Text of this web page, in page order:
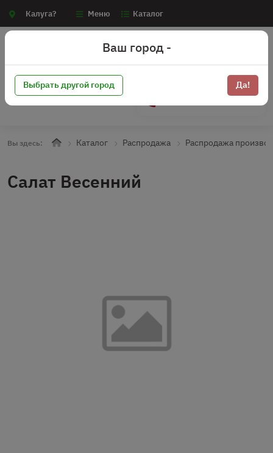
Калуга? Меню Каталог
Вы здесь: Каталог Распродажа Распродажа
Салат Весенний
Ваш город -
Выбрать другой город Да!